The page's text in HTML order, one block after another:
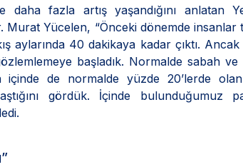
daha fazla artış yaşandığını anlatan
Yücelen, “Önceki dönemde insanlar
aylarında 40 dakikaya kadar çıktı. Ancak
başladık. Normalde sabah ve
de normalde yüzde 20’lerde
gördük. İçinde bulunduğumuz